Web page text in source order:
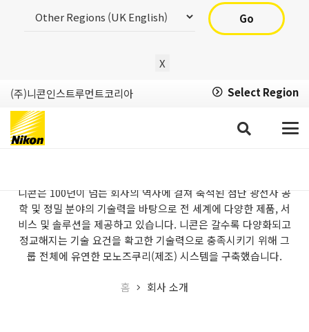
Go
X
(주)니콘인스트루먼트코리아 Select Region
니콘은 100년이 넘는 회사의 역사에 걸쳐 축적된 첨단 광전자 공
학 및 정밀 분야의 기술력을 바탕으로 전 세계에 다양한 제품, 서
비스 및 솔루션을 제공하고 있습니다. 니콘은 갈수록 다양화되고
정교해지는 기술 요건을 확고한 기술력으로 충족시키기 위해 그
룹 전체에 유연한 모노즈쿠리(제조) 시스템을 구축했습니다.
홈 회사 소개